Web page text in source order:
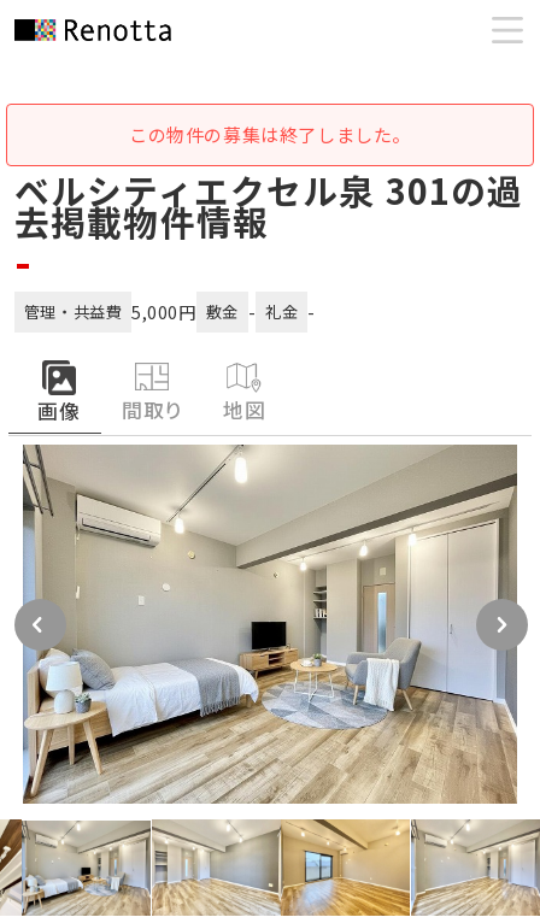
この物件の募集は終了しました。
ベルシティエクセル泉 301の過
去掲載物件情報
-
管理・共益費 5,000円 敷金 - 礼金 -
画像 間取り 地図